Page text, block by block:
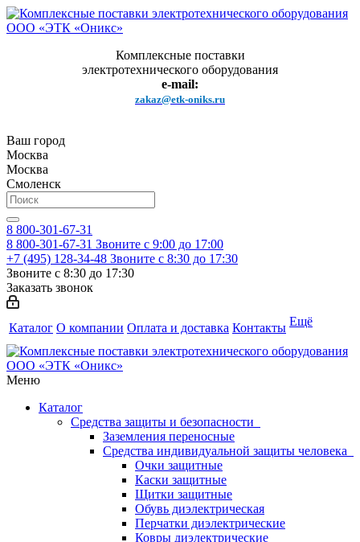
Комплексные поставки
электротехнического оборудования
e-mail:
zakaz@etk-oniks.ru
Ваш город
Москва
Москва
Смоленск
8 800-301-67-31
8 800-301-67-31 Звоните с 9:00 до 17:00
+7 (495) 128-34-48 Звоните с 8:30 до 17:30
Звоните с 8:30 до 17:30
Заказать звонок
Каталог О компании Оплата и доставка Контакты Ещё
Меню
Каталог
Средства защиты и безопасности
Заземления переносные
Средства индивидуальной защиты человека
Очки защитные
Каски защитные
Щитки защитные
Обувь диэлектрическая
Перчатки диэлектрические
Ковры диэлектрические